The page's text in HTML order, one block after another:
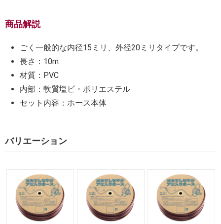
商品解説
ごく一般的な内径15ミリ、外径20ミリタイプです。
長さ：10m
材質：PVC
内部：軟質塩ビ・ポリエステル
セット内容：ホース本体
バリエーション